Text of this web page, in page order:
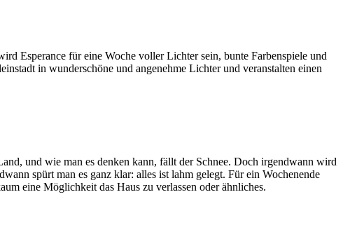
Esperance für eine Woche voller Lichter sein, bunte Farbenspiele und
in wunderschöne und angenehme Lichter und veranstalten einen
und wie man es denken kann, fällt der Schnee. Doch irgendwann wird
spürt man es ganz klar: alles ist lahm gelegt. Für ein Wochenende
eine Möglichkeit das Haus zu verlassen oder ähnliches.